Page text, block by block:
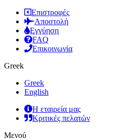
Επιστροφές
Αποστολή
Εγγύηση
FAQ
Επικοινωνία
Greek
Greek
English
Η εταιρεία μας
Κριτικές πελατών
Μενού